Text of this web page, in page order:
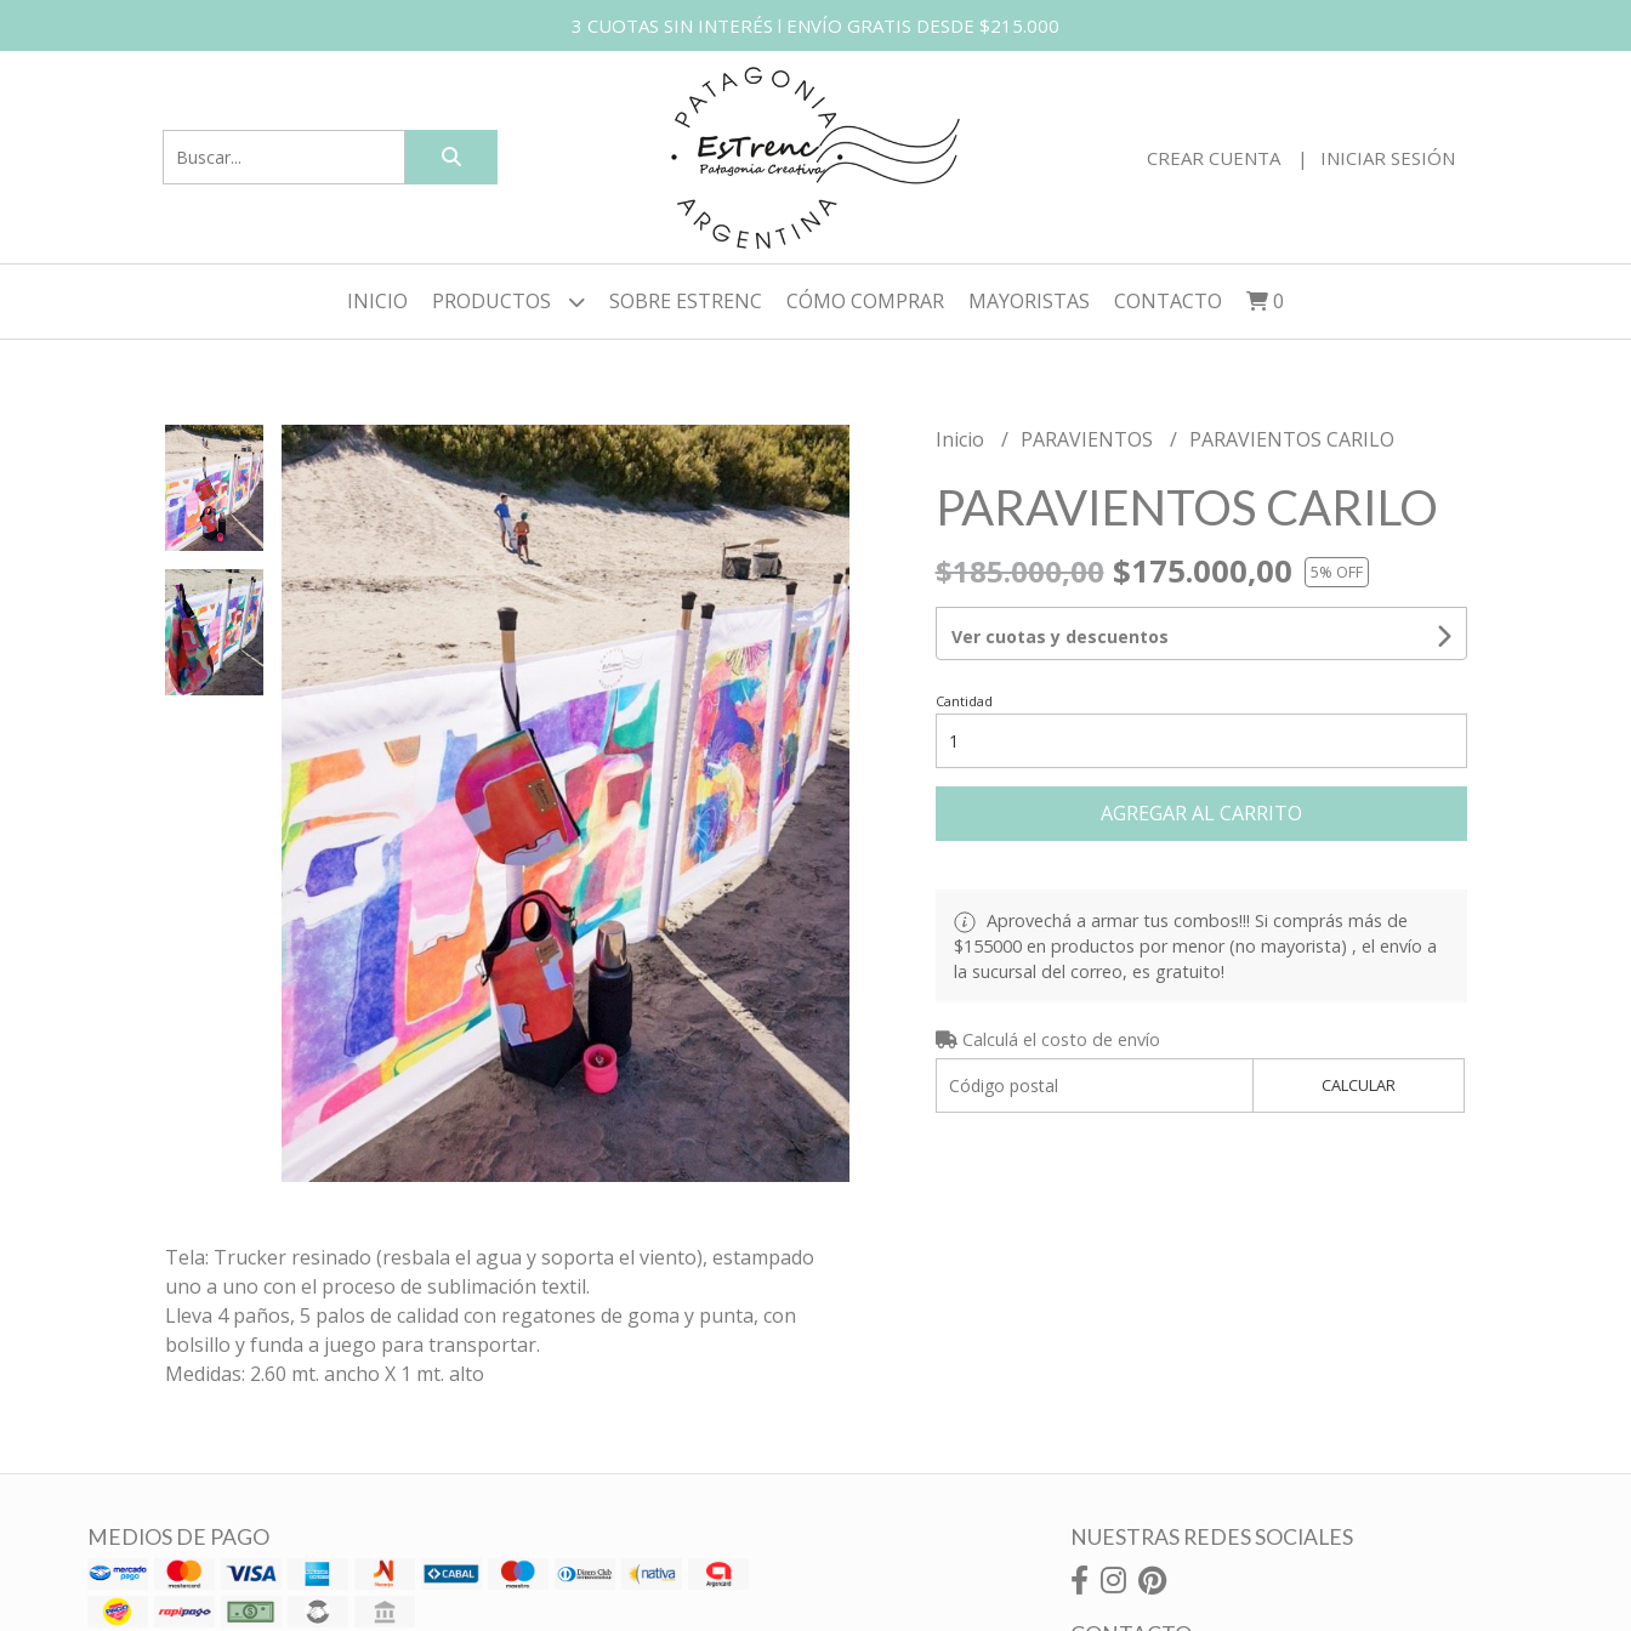
3 CUOTAS SIN INTERÉS l ENVÍO GRATIS DESDE $215.000
CREAR CUENTA INICIAR SESIÓN
INICIO PRODUCTOS SOBRE ESTRENC CÓMO COMPRAR MAYORISTAS CONTACTO 0
Tela: Trucker resinado (resbala el agua y soporta el viento), estampado
uno a uno con el proceso de sublimación textil.
Lleva 4 paños, 5 palos de calidad con regatones de goma y punta, con
bolsillo y funda a juego para transportar.
Medidas: 2.60 mt. ancho X 1 mt. alto
Inicio PARAVIENTOS PARAVIENTOS CARILO
PARAVIENTOS CARILO
$185.000,00$175.000,00 5% OFF
Ver cuotas y descuentos
Cantidad
AGREGAR AL CARRITO
Aprovechá a armar tus combos!!! Si comprás más de
$155000 en productos por menor (no mayorista) , el envío a
la sucursal del correo, es gratuito!
Calculá el costo de envío
CALCULAR
MEDIOS DE PAGO NUESTRAS REDES SOCIALES